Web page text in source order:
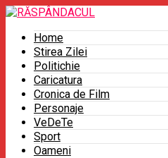
Home
Stirea Zilei
Politichie
Caricatura
Cronica de Film
Personaje
VeDeTe
Sport
Oameni